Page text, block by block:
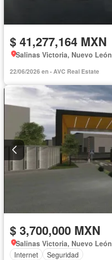
$ 41,277,164 MXN
Salinas Victoria, Nuevo León
22/06/2026 en - AVC Real Estate
$ 3,700,000 MXN
Salinas Victoria, Nuevo León
Internet
Seguridad